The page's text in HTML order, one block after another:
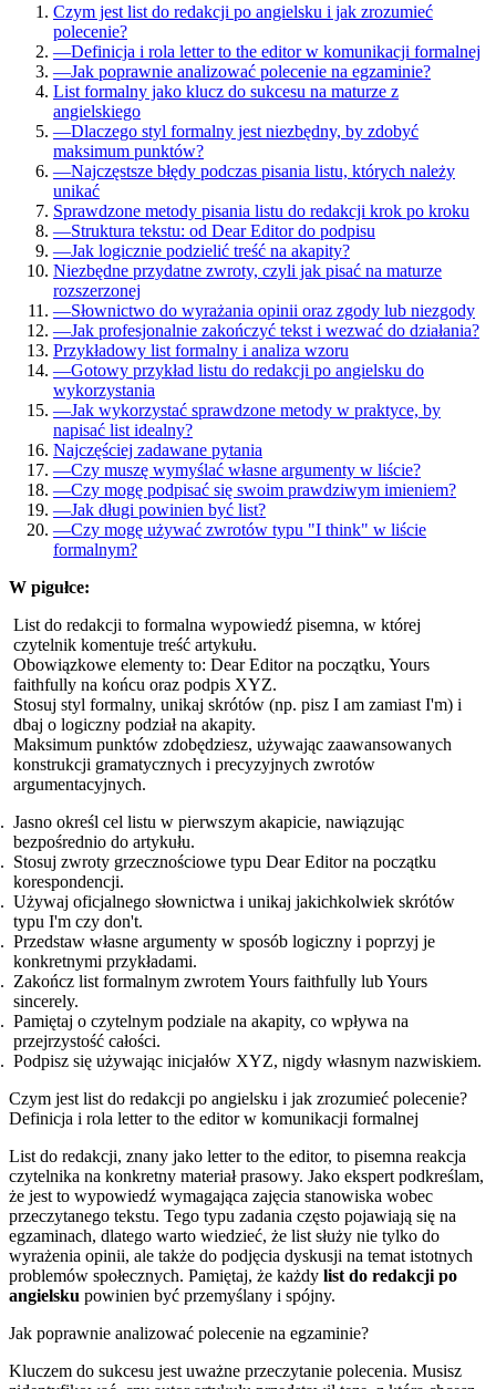
Czym jest list do redakcji po angielsku i jak zrozumieć
polecenie?
—Definicja i rola letter to the editor w komunikacji formalnej
—Jak poprawnie analizować polecenie na egzaminie?
List formalny jako klucz do sukcesu na maturze z
angielskiego
—Dlaczego styl formalny jest niezbędny, by zdobyć
maksimum punktów?
—Najczęstsze błędy podczas pisania listu, których należy
unikać
Sprawdzone metody pisania listu do redakcji krok po kroku
—Struktura tekstu: od Dear Editor do podpisu
—Jak logicznie podzielić treść na akapity?
Niezbędne przydatne zwroty, czyli jak pisać na maturze
rozszerzonej
—Słownictwo do wyrażania opinii oraz zgody lub niezgody
—Jak profesjonalnie zakończyć tekst i wezwać do działania?
Przykładowy list formalny i analiza wzoru
—Gotowy przykład listu do redakcji po angielsku do
wykorzystania
—Jak wykorzystać sprawdzone metody w praktyce, by
napisać list idealny?
Najczęściej zadawane pytania
—Czy muszę wymyślać własne argumenty w liście?
—Czy mogę podpisać się swoim prawdziwym imieniem?
—Jak długi powinien być list?
—Czy mogę używać zwrotów typu "I think" w liście
formalnym?
W pigułce:
List do redakcji to formalna wypowiedź pisemna, w której
czytelnik komentuje treść artykułu.
Obowiązkowe elementy to: Dear Editor na początku, Yours
faithfully na końcu oraz podpis XYZ.
Stosuj styl formalny, unikaj skrótów (np. pisz I am zamiast I'm) i
dbaj o logiczny podział na akapity.
Maksimum punktów zdobędziesz, używając zaawansowanych
konstrukcji gramatycznych i precyzyjnych zwrotów
argumentacyjnych.
Jasno określ cel listu w pierwszym akapicie, nawiązując
bezpośrednio do artykułu.
Stosuj zwroty grzecznościowe typu Dear Editor na początku
korespondencji.
Używaj oficjalnego słownictwa i unikaj jakichkolwiek skrótów
typu I'm czy don't.
Przedstaw własne argumenty w sposób logiczny i poprzyj je
konkretnymi przykładami.
Zakończ list formalnym zwrotem Yours faithfully lub Yours
sincerely.
Pamiętaj o czytelnym podziale na akapity, co wpływa na
przejrzystość całości.
Podpisz się używając inicjałów XYZ, nigdy własnym nazwiskiem.
Czym jest list do redakcji po angielsku i jak zrozumieć polecenie?
Definicja i rola letter to the editor w komunikacji formalnej
List do redakcji, znany jako letter to the editor, to pisemna reakcja
czytelnika na konkretny materiał prasowy. Jako ekspert podkreślam,
że jest to wypowiedź wymagająca zajęcia stanowiska wobec
przeczytanego tekstu. Tego typu zadania często pojawiają się na
egzaminach, dlatego warto wiedzieć, że list służy nie tylko do
wyrażenia opinii, ale także do podjęcia dyskusji na temat istotnych
problemów społecznych. Pamiętaj, że każdy list do redakcji po
angielsku powinien być przemyślany i spójny.
Jak poprawnie analizować polecenie na egzaminie?
Kluczem do sukcesu jest uważne przeczytanie polecenia. Musisz